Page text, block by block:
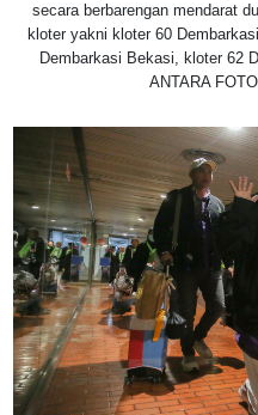
secara berbarengan mendarat
kloter yakni kloter 60
Dembarkasi Bekasi, kloter 62
ANTARA